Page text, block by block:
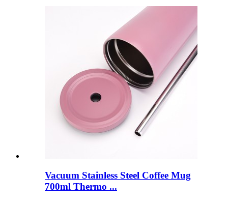
Vacuum Stainless Steel Coffee Mug
700ml Thermo ...